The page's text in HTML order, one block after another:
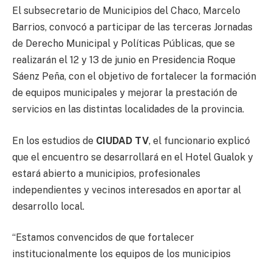
El subsecretario de Municipios del Chaco, Marcelo
Barrios, convocó a participar de las terceras Jornadas
de Derecho Municipal y Políticas Públicas, que se
realizarán el 12 y 13 de junio en Presidencia Roque
Sáenz Peña, con el objetivo de fortalecer la formación
de equipos municipales y mejorar la prestación de
servicios en las distintas localidades de la provincia.
En los estudios de CIUDAD TV, el funcionario explicó
que el encuentro se desarrollará en el Hotel Gualok y
estará abierto a municipios, profesionales
independientes y vecinos interesados en aportar al
desarrollo local.
“Estamos convencidos de que fortalecer
institucionalmente los equipos de los municipios